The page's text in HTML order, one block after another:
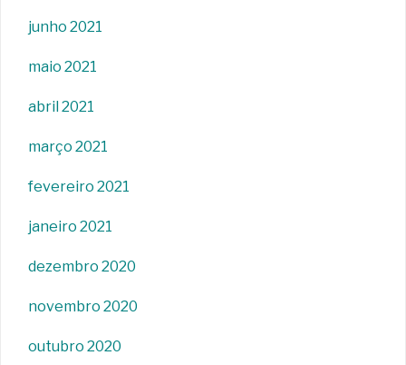
junho 2021
maio 2021
abril 2021
março 2021
fevereiro 2021
janeiro 2021
dezembro 2020
novembro 2020
outubro 2020